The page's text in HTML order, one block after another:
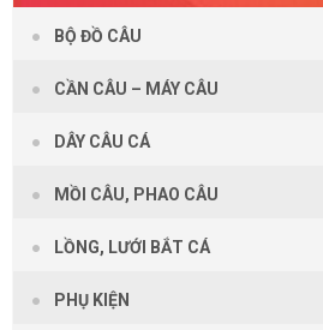
BỘ ĐỒ CÂU
CẦN CÂU – MÁY CÂU
DÂY CÂU CÁ
MỒI CÂU, PHAO CÂU
LỒNG, LƯỚI BẮT CÁ
PHỤ KIỆN